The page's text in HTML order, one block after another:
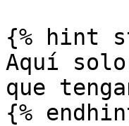
{% hint
Aquí
que
{%